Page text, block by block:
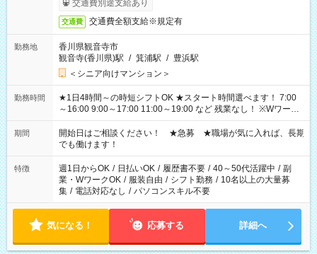
交通費別途支給あり
交通費 交通費全額支給※規定有
勤務地
香川県観音寺市
観音寺(香川県)駅 / 箕浦駅 / 豊浜駅
＜シニア向けマンション＞
勤務時間
★1日4時間～の時短シフトOK ★スタート時間選べます！ 7:00
～16:00 9:00～17:00 11:00～19:00 など 残業なし！ ※Wワーク
の場合、他のお仕事と合わせ週40時間超の就業はご案内できま
せん ※法令に基づき、週20時間以上勤務は社会保険への加入対
象となります ※労働者派遣法（日雇い派遣の原則禁止）によ
り、短時間・短期間の就業はご案内が難しい場合があります
期間
開始日はご相談ください！ ★急募 ★職場が気に入れば、長期
でも働けます！
特徴 週1日からOK / 日払いOK / 履歴書不要 / 40～50代活躍中 / 副
業・WワークOK / 服装自由 / シフト勤務 / 10名以上の大量募
集 / 電話対応なし / パソコンスキル不要
気になる！ 応募する 詳細へ